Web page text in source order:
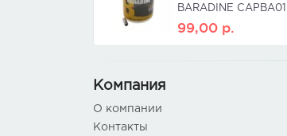
BARADINE CAPBA01
(100 шт,
99,00 р.
Компания
О компании
Контакты